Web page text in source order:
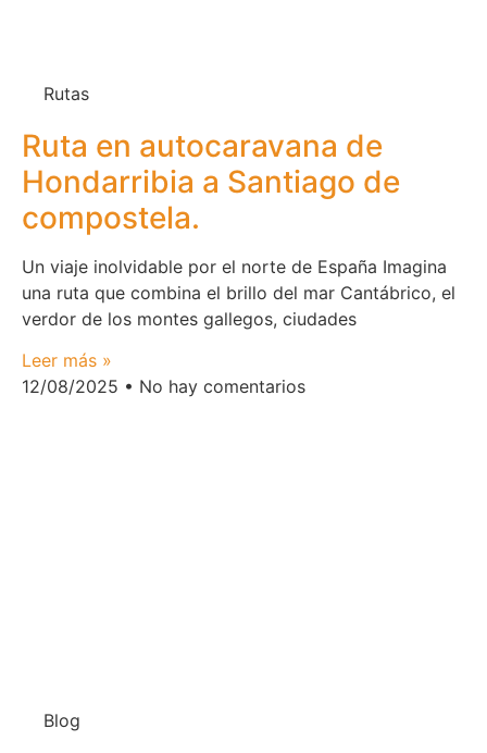
Rutas
Ruta en autocaravana de
Hondarribia a Santiago de
compostela.
Un viaje inolvidable por el norte de España Imagina
una ruta que combina el brillo del mar Cantábrico, el
verdor de los montes gallegos, ciudades
Leer más »
12/08/2025
No hay comentarios
Blog